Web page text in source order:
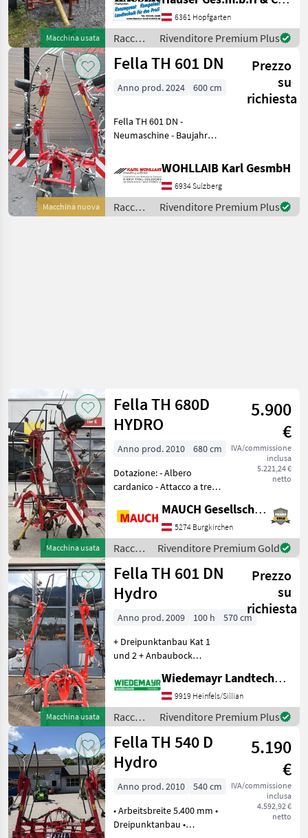
Macchina usata
Oberlenker Kette * nur 213
KG Eigengewicht * 5
Zinkenarme * Starrer
6361 Hopfgarten
Raccolta
mangimi
/ Fella
Rivenditore Premium Plus
Macchina nuova
Fella TH 601 DN
Prezzo
su
richiesta
Anno prod. 2024 600 cm
Fella TH 601 DN -
Neumaschine - Baujahr
Arbeitsbreite 600cm -
Gelenkwelle - mechanische
Grenzstreueinrichtung -
Tastrad S
WOHLLAIB Karl GesmbH
6934 Sulzberg
Raccolta
mangimi
Rivenditore Premium Plus
Macchina usata
Fella TH 680D
HYDRO
5.900
€
IVA/commissione
inclusa
5.221,24 €
netto
Anno prod. 2010
680 cm
Dotazione: - Albero
cardanico - Attacco a tre
allineamento - 6 giranti -
Sollevamento idraulico -
Barra di protezione - 6
bracci portadenti
MAUCH Gesellschaft m.b.H. & Co.KG
5274 Burgkirchen
Raccolta
mangimi
/ Fella
Rivenditore Premium Gold
Macchina usata
Fella TH 601 DN
Hydro
Prezzo
su
richiesta
Anno prod. 2009 100 h
570 cm
+ Dreipunktanbau Kat 1
und 2 + Anbaubock
Ballonbereifung 15x6.00-6 +
6 Kreiselteller mit je 5
Zinkenarmen +
Schutzbügel + Hydraulische
Kl
Wiedemayr Landtechnik GmbH
9919 Heinfels/Sillian
Raccolta
mangimi
/ Fella
Rivenditore Premium Plus
Fella TH 540 D
Hydro
5.190
€
IVA/commissione
inclusa
4.592,92 €
netto
Anno prod. 2010
540 cm
• Arbeitsbreite 5.400 mm •
Dreipunktanbau •